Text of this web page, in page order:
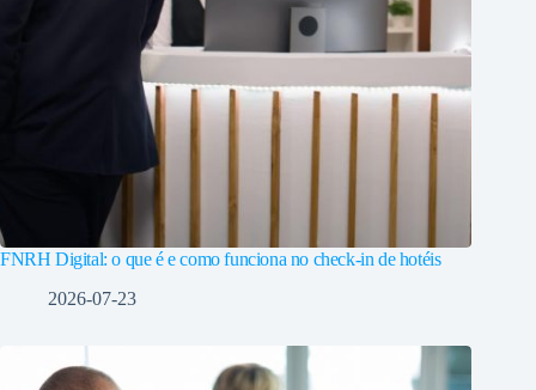
FNRH Digital: o que é e como funciona no check-in de hotéis
2026-07-23